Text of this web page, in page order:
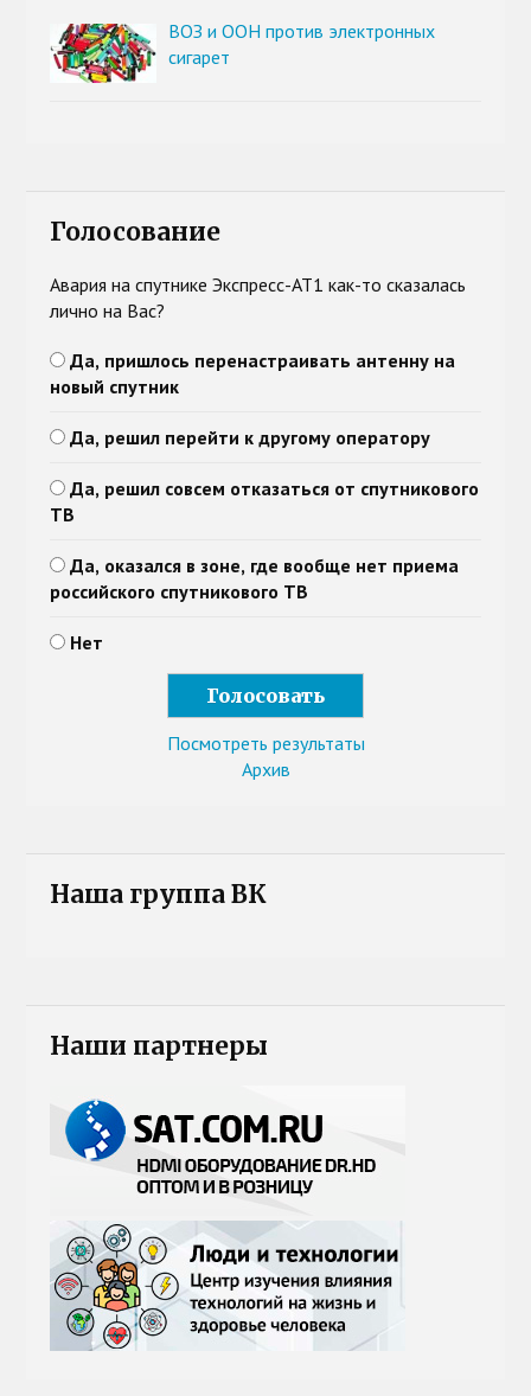
ВОЗ и ООН против электронных
сигарет
Голосование
Авария на спутнике Экспресс-АТ1 как-то сказалась
лично на Вас?
Да, пришлось перенастраивать антенну на
новый спутник
Да, решил перейти к другому оператору
Да, решил совсем отказаться от спутникового
ТВ
Да, оказался в зоне, где вообще нет приема
российского спутникового ТВ
Нет
Посмотреть результаты
Архив
Наша группа ВК
Наши партнеры